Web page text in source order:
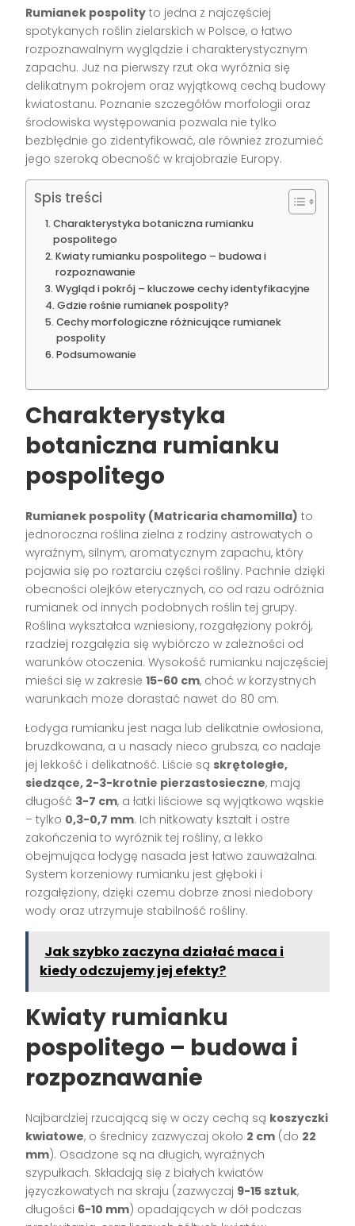
Rumianek pospolity to jedna z najczęściej
spotykanych roślin zielarskich w Polsce, o łatwo
rozpoznawalnym wyglądzie i charakterystycznym
zapachu. Już na pierwszy rzut oka wyróżnia się
delikatnym pokrojem oraz wyjątkową cechą budowy
kwiatostanu. Poznanie szczegółów morfologii oraz
środowiska występowania pozwala nie tylko
bezbłędnie go zidentyfikować, ale również zrozumieć
jego szeroką obecność w krajobrazie Europy.
Spis treści
Charakterystyka botaniczna rumianku
pospolitego
Kwiaty rumianku pospolitego – budowa i
rozpoznawanie
Wygląd i pokrój – kluczowe cechy identyfikacyjne
Gdzie rośnie rumianek pospolity?
Cechy morfologiczne różnicujące rumianek
pospolity
Podsumowanie
Charakterystyka
botaniczna rumianku
pospolitego
Rumianek pospolity (Matricaria chamomilla) to
jednoroczna roślina zielna z rodziny astrowatych o
wyraźnym, silnym, aromatycznym zapachu, który
pojawia się po roztarciu części rośliny. Pachnie dzięki
obecności olejków eterycznych, co od razu odróżnia
rumianek od innych podobnych roślin tej grupy.
Roślina wykształca wzniesiony, rozgałęziony pokrój,
rzadziej rozgałęzia się wybiórczo w zależności od
warunków otoczenia. Wysokość rumianku najczęściej
mieści się w zakresie15-60 cm, choć w korzystnych
warunkach może dorastać nawet do 80 cm.
Łodyga rumianku jest naga lub delikatnie owłosiona,
bruzdkowana, a u nasady nieco grubsza, co nadaje
jej lekkość i delikatność. Liście są skrętoległe,
siedzące, 2-3-krotnie pierzastosieczne, mają
długość 3-7 cm, a łatki liściowe są wyjątkowo wąskie
– tylko 0,3-0,7 mm. Ich nitkowaty kształt i ostre
zakończenia to wyróżnik tej rośliny, a lekko
obejmująca łodygę nasada jest łatwo zauważalna.
System korzeniowy rumianku jest głęboki i
rozgałęziony, dzięki czemu dobrze znosi niedobory
wody oraz utrzymuje stabilność rośliny.
Jak szybko zaczyna działać maca i
kiedy odczujemy jej efekty?
Kwiaty rumianku
pospolitego – budowa i
rozpoznawanie
Najbardziej rzucającą się w oczy cechą są koszyczki
kwiatowe, o średnicy zazwyczaj około 2 cm (do 22
mm). Osadzone są na długich, wyraźnych
szypułkach. Składają się z białych kwiatów
języczkowatych na skraju (zazwyczaj 9-15 sztuk,
długości 6-10 mm) opadających w dół podczas